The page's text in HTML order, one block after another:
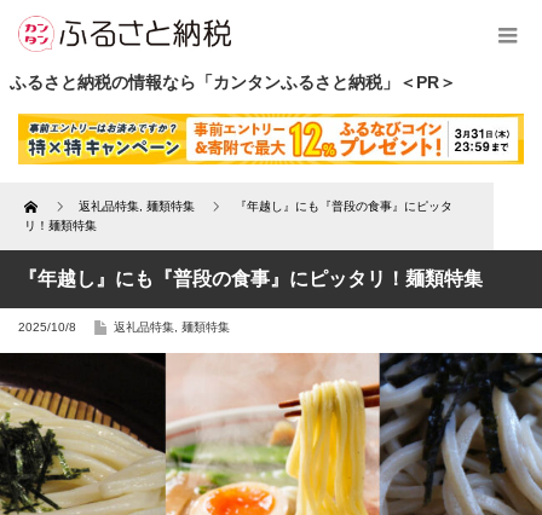
ふるさと納税の情報なら「カンタンふるさと納税」＜PR＞
Home 返礼品特集 麺類特集
『年越し』にも『普段の食事』にピッタ
リ！麺類特集
『年越し』にも『普段の食事』にピッタリ！麺類特集
2025/10/8 返礼品特集 麺類特集